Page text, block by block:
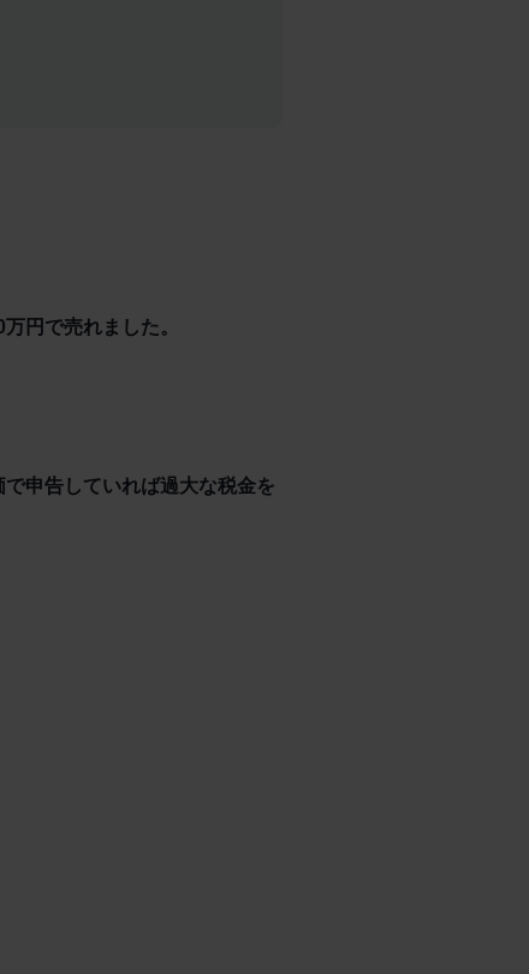
円で売れました。
申告していれば過大な税金を